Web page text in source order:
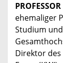
ehemaliger
Studium
Direktor